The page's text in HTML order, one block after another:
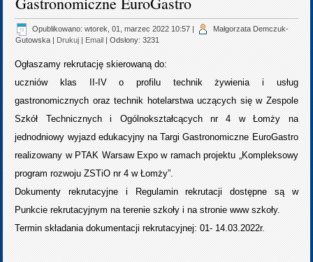
Opublikowano: wtorek, 01, marzec 2022 10:57 |
Małgorzata Demczuk-
Gutowska | Drukuj |Email | Odsłony: 3231
Ogłaszamy rekrutację skierowaną do:
uczniów klas II-IV o profilu technik żywienia i usług
gastronomicznych oraz technik hotelarstwa uczących się w Zespole
Szkół Technicznych i Ogólnokształcących nr 4 w Łomży na
jednodniowy wyjazd edukacyjny na Targi Gastronomiczne EuroGastro
realizowany w PTAK Warsaw Expo w ramach projektu „Kompleksowy
program rozwoju ZSTiO nr 4 w Łomży”.
Dokumenty rekrutacyjne i Regulamin rekrutacji dostępne są w
Punkcie rekrutacyjnym na terenie szkoły i na stronie www szkoły.
Termin składania dokumentacji rekrutacyjnej: 01- 14.03.2022r.